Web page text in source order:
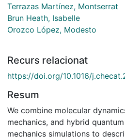
Terrazas Martínez, Montserrat
Brun Heath, Isabelle
Orozco López, Modesto
Recurs relacionat
https://doi.org/10.1016/
Resum
We combine molecular
mechanics, and hybrid
mechanics simulations to